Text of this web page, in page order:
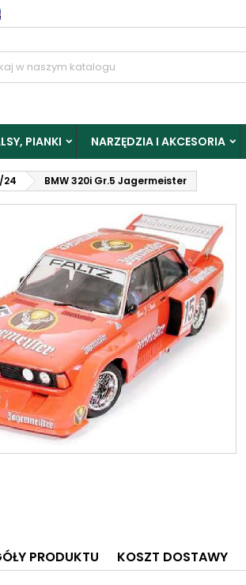
PIANKI NARZĘDZIA I AKCESORIA
24 BMW 320i Gr.5 Jagermeister
PRODUKTU KOSZT DOSTAWY